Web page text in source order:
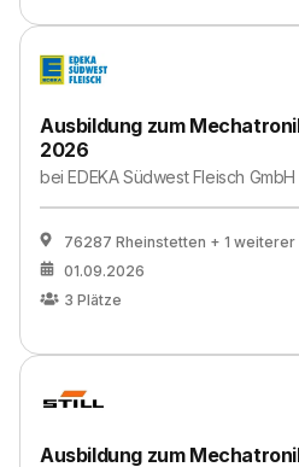
Ausbildung zum
2026
beiEDEKA Südwest Fleisch GmbH
76287 Rheinstetten + 1 weiterer
01.09.2026
3 Plätze
Ausbildung zum